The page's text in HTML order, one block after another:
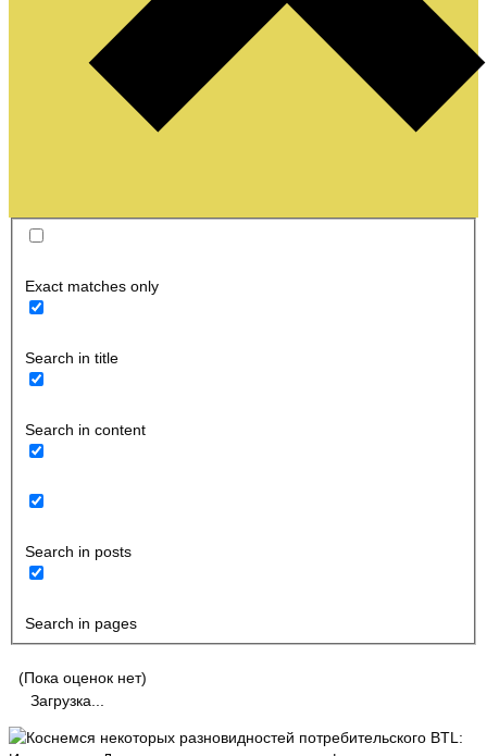
Exact matches only
Search in title
Search in content
Search in posts
Search in pages
(Пока оценок нет)
Загрузка...